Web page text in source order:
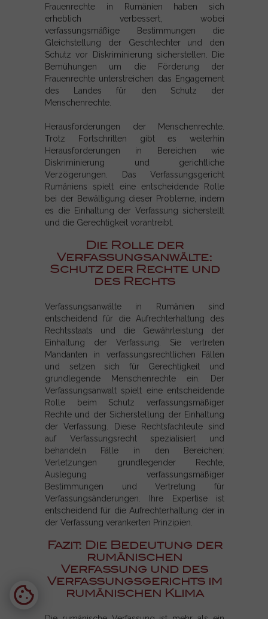
Frauenrechte in Rumänien haben sich
erheblich verbessert, wobei
verfassungsmäßige Bestimmungen die
Gleichstellung der Geschlechter und den
Schutz vor Diskriminierung sicherstellen. Die
Bemühungen um die Förderung der
Frauenrechte unterstreichen das Engagement
des Landes für den Schutz der
Menschenrechte.
Herausforderungen der Menschenrechte.
Trotz Fortschritten gibt es weiterhin
Herausforderungen in Bereichen wie
Diskriminierung und gerichtliche
Verzögerungen. Das Verfassungsgericht
Rumäniens spielt eine entscheidende Rolle
bei der Bewältigung dieser Probleme, indem
es die Einhaltung der Verfassung sicherstellt
und die Gerechtigkeit vorantreibt.
Die Rolle der
Verfassungsanwälte:
Schutz der Rechte und
des Rechts
Verfassungsanwälte in Rumänien sind
entscheidend für die Aufrechterhaltung des
Rechtsstaats und die Gewährleistung der
Einhaltung der Verfassung. Sie vertreten
Mandanten in verfassungsrechtlichen Fällen
und setzen sich für Gerechtigkeit und
grundlegende Menschenrechte ein. Der
Verfassungsanwalt spielt eine entscheidende
Rolle beim Schutz verfassungsmäßiger
Rechte und der Sicherstellung der Einhaltung
der Verfassung. Diese Rechtsfachleute sind
auf Verfassungsrecht spezialisiert und
behandeln Fälle in den Bereichen:
Verletzungen grundlegender Rechte,
Auslegung verfassungsmäßiger
Bestimmungen und Vertretung für
Verfassungsänderungen. Ihre Expertise ist
entscheidend für die Aufrechterhaltung der in
der Verfassung verankerten Prinzipien.
Fazit: Die Bedeutung der
rumänischen
Verfassung und des
Verfassungsgerichts im
rumänischen Klima